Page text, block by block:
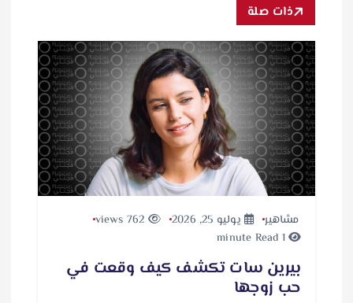
ذات صلة
مشاهير يوليو 25, 2026
1 minute Read
بيرين سات تكشف كيف وقعت في
حب زوجها